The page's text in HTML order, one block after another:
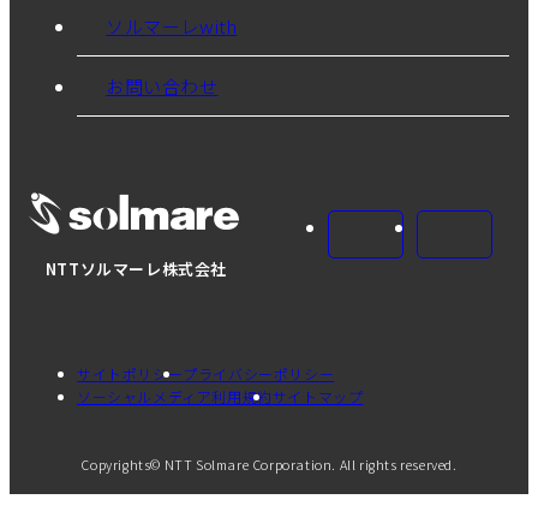
NTTソルマーレ株式会社
ソルマーレwith
お問い合わせ
サイトポリシープライバシーポリシー
ソーシャルメディア利用規約サイトマップ
Copyrights© NTT Solmare Corporation. All rights reserved.